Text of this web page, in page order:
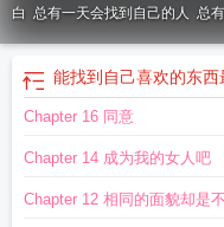
白 总有一天会找到自己的人 总
会找到属于自己的幸福总有一天
的星星 总有一天会找到他 总有
会找到你
出路能找到自己喜欢的东西 总
我会找到什么 总有一天找到你
图片总有一天会找到对的人的
能找到自己喜欢的东西
Chapter 16 同意
Chapter 14 成为我的女人吧
Chapter 12 相同的面貌却是